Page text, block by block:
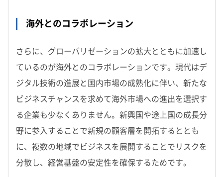
海外とのコラボレーション
さらに、グローバリゼーションの拡大とともに加速し
ているのが海外とのコラボレーションです。現代はデ
ジタル技術の進展と国内市場の成熟化に伴い、新たな
ビジネスチャンスを求めて海外市場への進出を選択す
る企業も少なくありません。新興国や途上国の成長分
野に参入することで新規の顧客層を開拓するととも
に、複数の地域でビジネスを展開することでリスクを
分散し、経営基盤の安定性を確保するためです。